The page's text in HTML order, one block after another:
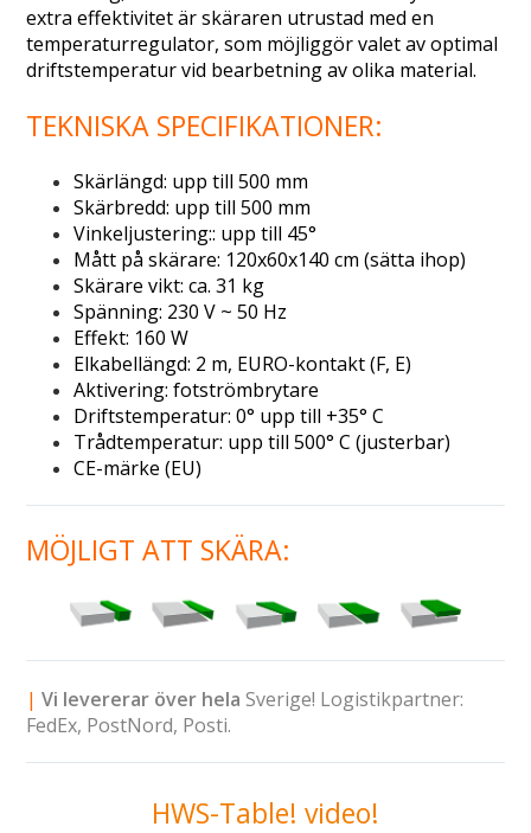
extra effektivitet är skäraren utrustad med en
temperaturregulator, som möjliggör valet av optimal
driftstemperatur vid bearbetning av olika material.
TEKNISKA SPECIFIKATIONER:
Skärlängd: upp till 500 mm
Skärbredd: upp till 500 mm
Vinkeljustering:: upp till 45°
Mått på skärare: 120x60x140 cm (sätta ihop)
Skärare vikt: ca. 31 kg
Spänning: 230 V ~ 50 Hz
Effekt: 160 W
Elkabellängd: 2 m, EURO-kontakt (F, E)
Aktivering: fotströmbrytare
Driftstemperatur: 0° upp till +35° C
Trådtemperatur: upp till 500° C (justerbar)
CE-märke (EU)
MÖJLIGT ATT SKÄRA:
| Vi levererar över helaSverige! Logistikpartner:
FedEx, PostNord, Posti.
HWS-Table! video!